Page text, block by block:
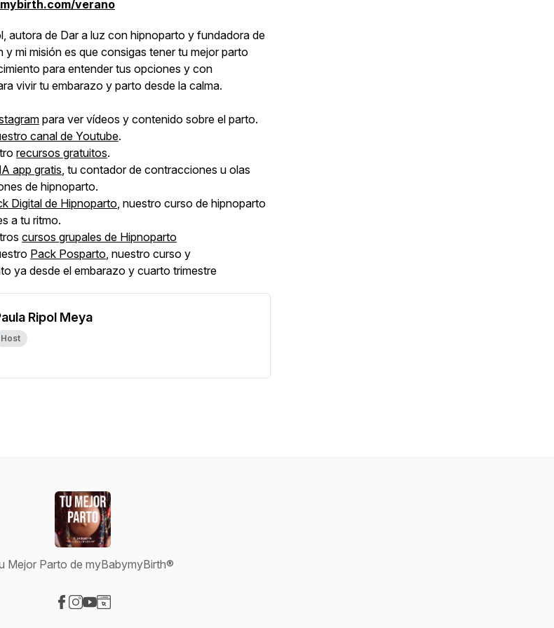
verano
autora de Dar a luz con hipnoparto y fundadora de
y mi misión es que consigas tener tu mejor parto
para entender tus opciones y con
vivir tu embarazo y parto desde la calma.
para ver vídeos y contenido sobre el parto.
canal de Youtube.
recursos gratuitos.
app gratis, tu contador de contracciones u olas
de hipnoparto.
Digital de Hipnoparto, nuestro curso de hipnoparto
a tu ritmo.
cursos grupales de Hipnoparto
Pack Posparto, nuestro curso y
ya desde el embarazo y cuarto trimestre
Ripol Meya
Host
Mejor Parto de myBabymyBirth®